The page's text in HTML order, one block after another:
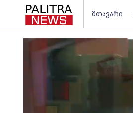
მთავარი